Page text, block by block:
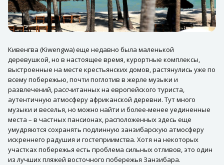
Кивенгва (Kiwengwa) еще недавно была маленькой
деревушкой, но в настоящее время, курортные комплексы,
выстроенные на месте крестьянских домов, растянулись уже по
всему побережью, почти поглотив в жерле музыки и
развлечений, рассчитанных на европейского туриста,
аутентичную атмосферу африканской деревни. Тут много
музыки и веселья, но можно найти и более-менее уединенные
места – в частных пансионах, расположенных здесь еще
умудряются сохранять подлинную занзибарскую атмосферу
искреннего радушия и гостеприимства. Хотя на некоторых
участках побережья есть проблема сильных отливов, это один
из лучших пляжей восточного побережья Занзибара.